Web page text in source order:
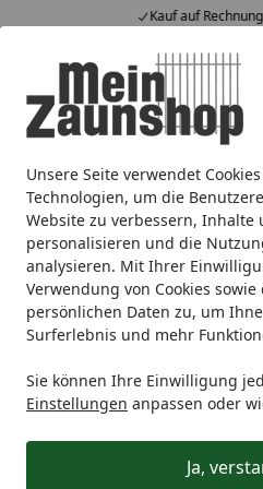
Unsere Seite verwendet
Technologien, um die
Website zu verbessern, Inhalte
personalisieren und die
analysieren. Mit Ihrer
Verwendung von Cookies
persönlichen Daten zu, um
Surferlebnis und mehr
Sie können Ihre Einwilligung
Einstellungen anpassen oder
Ja,
Kauf auf
Alle Produkte
Mein Konto
Suchen
Startseite
Zaunmarken TraumGarten
Zubehör für
Ihre Artikelübersicht
Kategorien
Filter / Sortierung